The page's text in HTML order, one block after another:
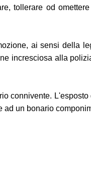
tollerare od
ai sensi della
incresciosa alla
connivente.
un bonario